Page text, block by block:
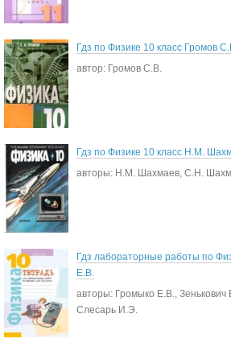
Гдз по Физике 10 класс Громов
автор: Громов С.В.
Гдз по Физике 10 класс Н.М.
авторы: Н.М. Шахмаев, С.Н.
Гдз лабораторные работы по
Е.В.
авторы: Громыко Е.В., Зенькович
Слесарь И.Э.